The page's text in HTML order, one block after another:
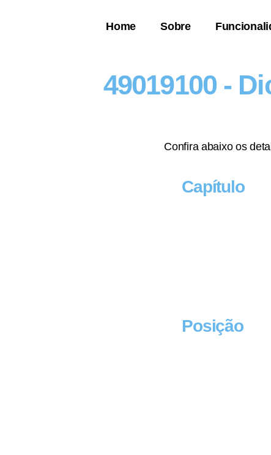
Home Sobre
49019100 -
Confira abaixo os
Capítulo
Posição